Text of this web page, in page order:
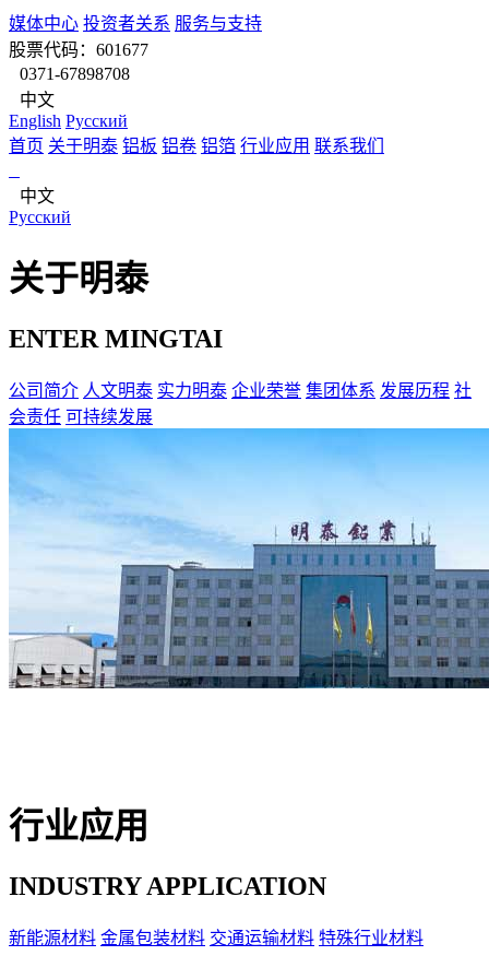
媒体中心 投资者关系 服务与支持
股票代码：601677
0371-67898708
中文
English Pусский
首页 关于明泰 铝板 铝卷 铝箔 行业应用 联系我们
中文
Pусский
关于明泰
ENTER MINGTAI
公司简介 人文明泰 实力明泰 企业荣誉 集团体系 发展历程 社
会责任 可持续发展
行业应用
INDUSTRY APPLICATION
新能源材料 金属包装材料 交通运输材料 特殊行业材料